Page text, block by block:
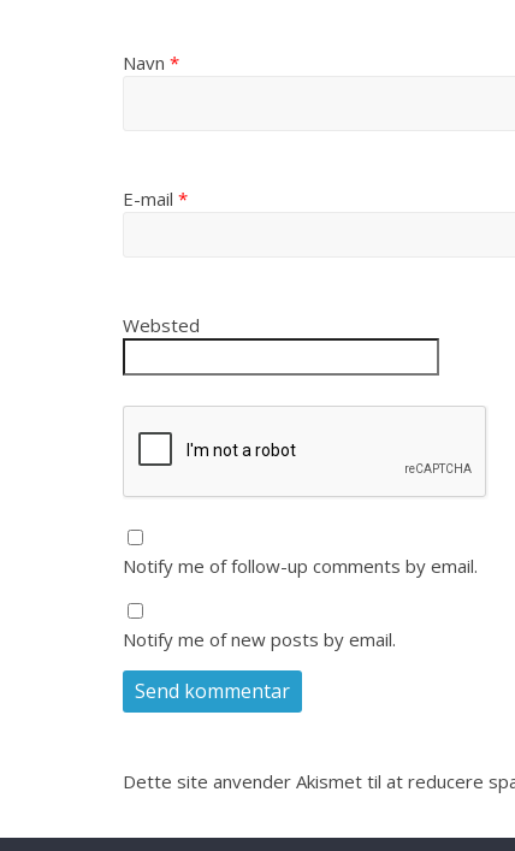
Navn *
E-mail *
Websted
Notify me of follow-up comments by email.
Notify me of new posts by email.
Dette site anvender Akismet til at reducere